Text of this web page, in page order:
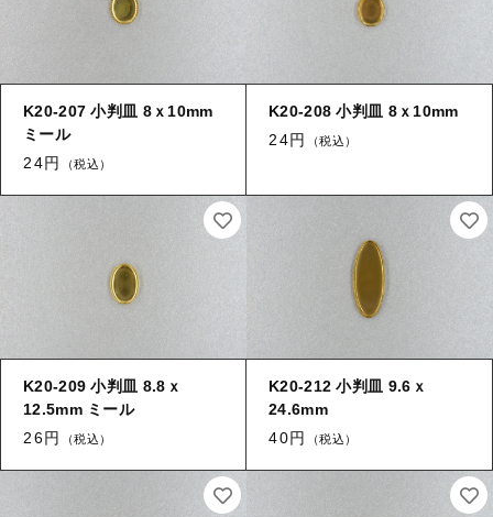
K20-207 小判皿 8ｘ10mm
ミール
24円
（税込）
K20-208 小判皿 8ｘ10mm
24円
（税込）
K20-209 小判皿 8.8ｘ
12.5mm ミール
26円
（税込）
K20-212 小判皿 9.6ｘ
24.6mm
40円
（税込）
【留め金具】 ブローチピン
【留め金具】 丸カン・小判カン
【留め金具】 指輪
【留め金具】 イヤリング
【留め金具】 クリップ・差込
【留め金具】 マスク用クリップ
【留め金具】 ネクタイピン
【留め金具】 蝶タック
【留め金具】 タイタック
【留め金具】 ループタイ金具
【留め金具】 スカーフ留め
【留め金具】 指輪
【留め金具】 イヤリング
【留め金具】 マスク用クリップ
【留め金具】 ネクタイピン